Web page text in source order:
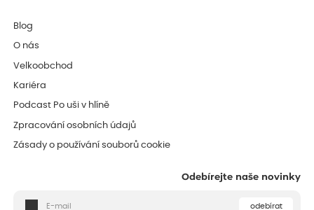
Blog
O nás
Velkoobchod
Kariéra
Podcast Po uši v hlíně
Zpracování osobních údajů
Zásady o používání souborů cookie
Odebírejte naše novinky
odebírat